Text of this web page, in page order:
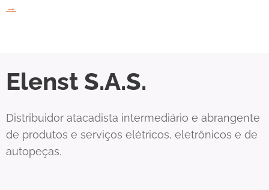
→
Elenst S.A.S.
Distribuidor atacadista intermediário e abrangente
de produtos e serviços elétricos, eletrônicos e de
autopeças.